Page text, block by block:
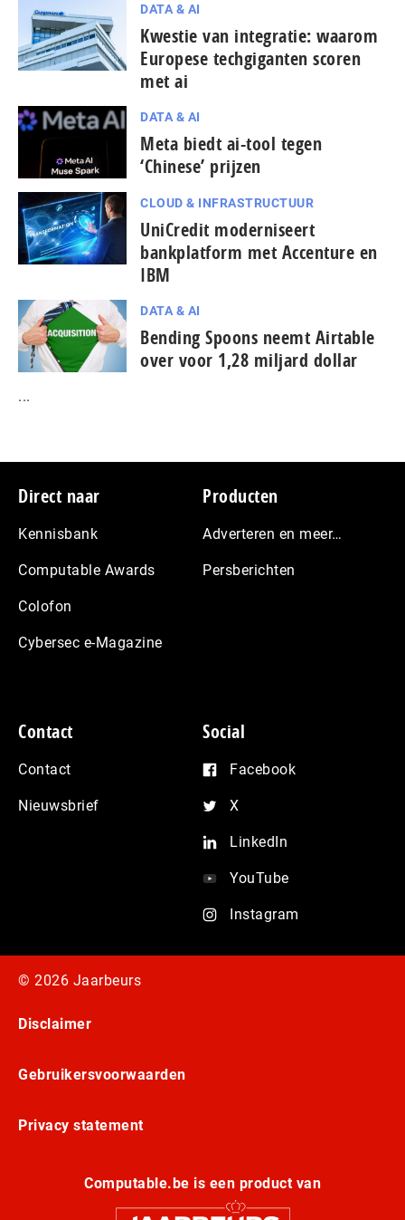
DATA & AI
Kwestie van integratie: waarom
Europese techgiganten scoren
met ai
DATA & AI
Meta biedt ai-tool tegen
‘Chinese’ prijzen
CLOUD & INFRASTRUCTUUR
UniCredit moderniseert
bankplatform met Accenture en
IBM
DATA & AI
Bending Spoons neemt Airtable
over voor 1,28 miljard dollar
...
Footer
Direct naar
Kennisbank
Computable Awards
Colofon
Cybersec e-Magazine
Producten
Adverteren en meer…
Persberichten
Contact
Contact
Nieuwsbrief
Social
Facebook
X
LinkedIn
YouTube
Instagram
© 2026 Jaarbeurs
Disclaimer
Gebruikersvoorwaarden
Privacy statement
Computable.be is een product van